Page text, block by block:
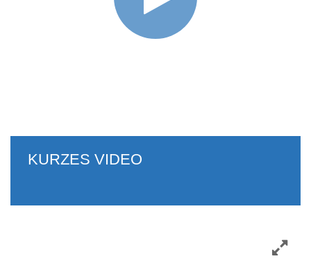
KURZES VIDEO